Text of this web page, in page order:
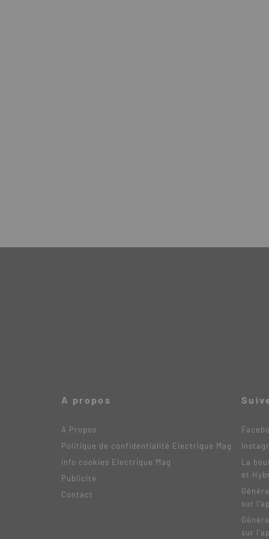
A propos
A Propos
Politique de confidentialité Electrique Mag
info cookies Electrique Mag
Publicité
Contact
La
et
sur
sur